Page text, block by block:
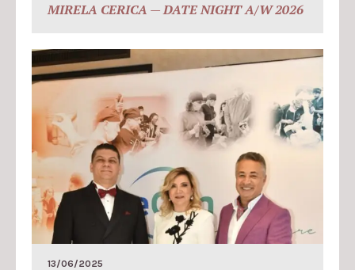
MIRELA CERICA — DATE NIGHT A/W 2026
13/06/2025